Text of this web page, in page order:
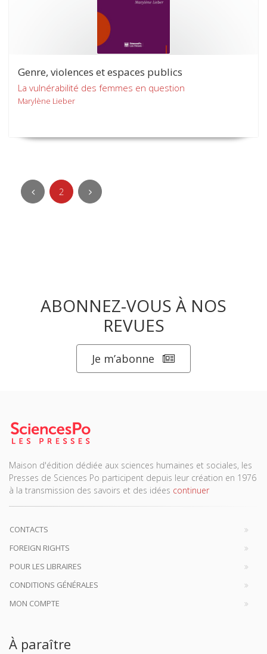
Genre, violences et espaces publics
La vulnérabilité des femmes en question
Marylène Lieber
2
ABONNEZ-VOUS À NOS
REVUES
Je m’abonne
Maison d'édition dédiée aux sciences humaines et sociales, les
Presses de Sciences Po participent depuis leur création en 1976
à la transmission des savoirs et des idées continuer
CONTACTS
FOREIGN RIGHTS
POUR LES LIBRAIRES
CONDITIONS GÉNÉRALES
MON COMPTE
À paraître